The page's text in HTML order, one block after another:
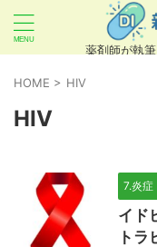
薬剤師が執
ていませんので
どをカタカナ
で
良い例：テセント
HOME > HIV
HIV
7.炎症
イド
トラ